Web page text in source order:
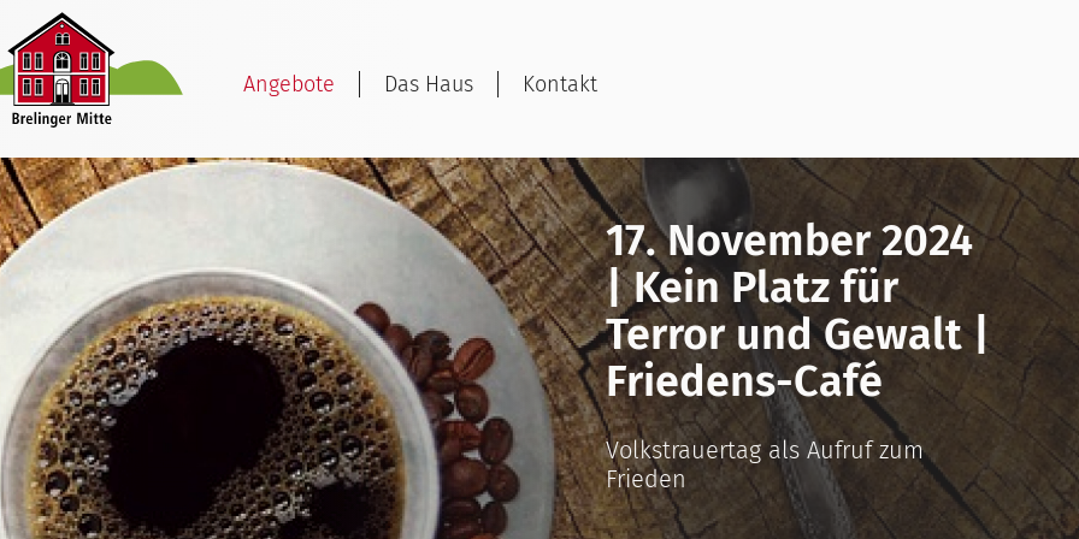
Angebote Das Haus Kontakt
17. November 2024
| Kein Platz für
Terror und Gewalt |
Friedens-Café
Volkstrauertag als Aufruf zum
Frieden